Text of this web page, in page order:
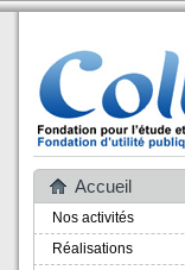
Accueil
Nos activités
Réalisations